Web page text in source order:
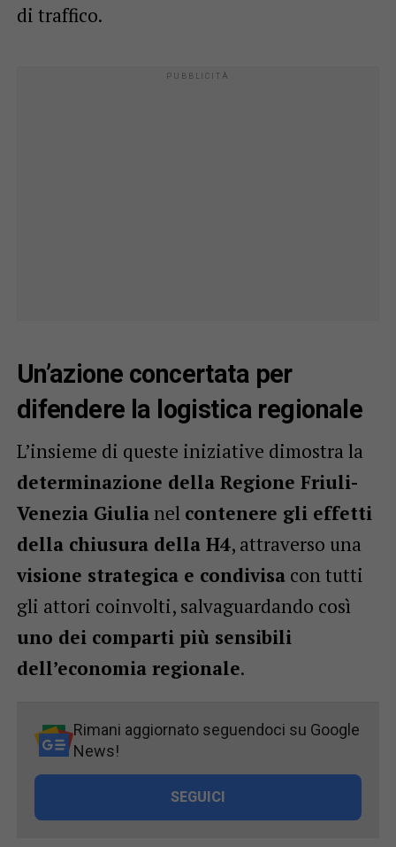
di traffico.
Un’azione concertata per
difendere la logistica regionale
L’insieme di queste iniziative dimostra la
determinazione della Regione Friuli-
Venezia Giulianel contenere gli effetti
della chiusura della H4, attraverso una
visione strategica e condivisacon tutti
gli attori coinvolti, salvaguardando così
uno dei comparti più sensibili
dell’economia regionale.
Rimani aggiornato seguendoci su Google
News!
SEGUICI